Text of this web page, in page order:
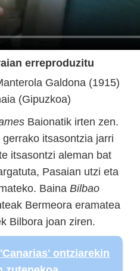
erreproduzitu
Galdona (1915)
(Gipuzkoa)
Baionatik irten zen.
gerrako itsasontzia jarri
itsasontzi aleman bat
Pasaian utzi eta
BainaBilbao
Bermeora eramatea
Bilbora joan ziren.
'Canarias' ontziarekin